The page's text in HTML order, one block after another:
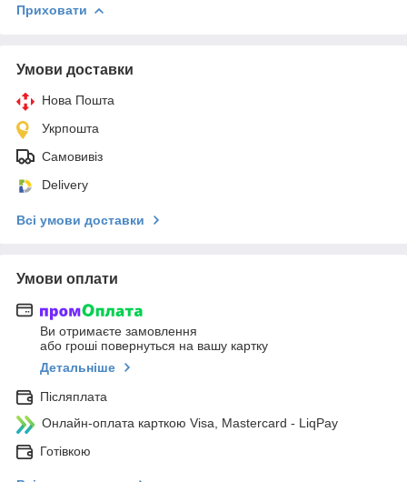
Приховати
Умови доставки
Нова Пошта
Укрпошта
Самовивіз
Delivery
Всі умови доставки
Умови оплати
Ви отримаєте замовлення
або гроші повернуться на вашу картку
Детальніше
Післяплата
Онлайн-оплата карткою Visa, Mastercard - LiqPay
Готівкою